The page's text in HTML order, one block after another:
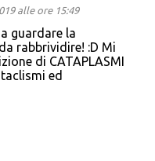
alle ore 15:49
guardare la
rabbrividire! :D Mi
di CATAPLASMI
ed